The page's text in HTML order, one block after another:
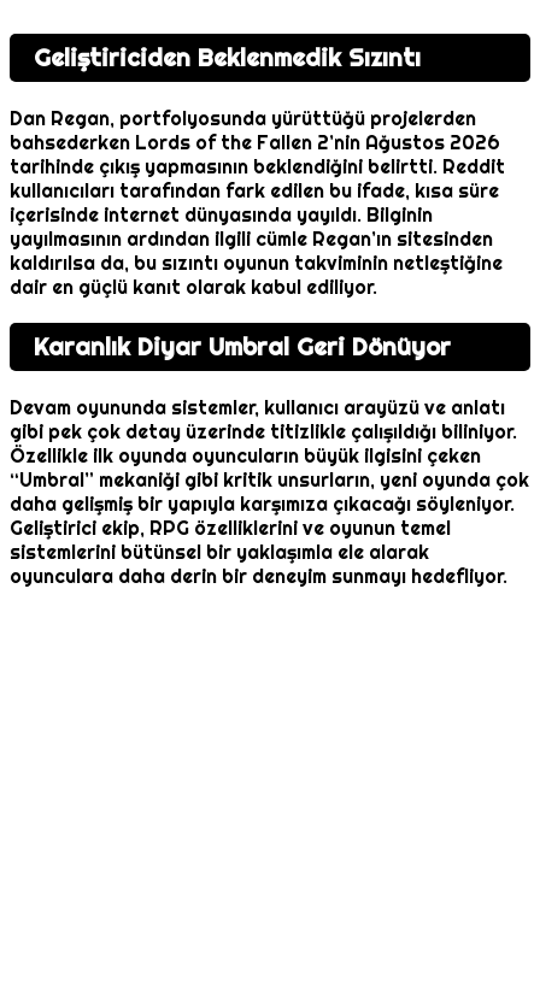
Geliştiriciden Beklenmedik Sızıntı
Dan Regan, portfolyosunda yürüttüğü projelerden
bahsederken Lords of the Fallen 2’nin Ağustos 2026
tarihinde çıkış yapmasının beklendiğini belirtti. Reddit
kullanıcıları tarafından fark edilen bu ifade, kısa süre
içerisinde internet dünyasında yayıldı. Bilginin
yayılmasının ardından ilgili cümle Regan’ın sitesinden
kaldırılsa da, bu sızıntı oyunun takviminin netleştiğine
dair en güçlü kanıt olarak kabul ediliyor.
Karanlık Diyar Umbral Geri Dönüyor
Devam oyununda sistemler, kullanıcı arayüzü ve anlatı
gibi pek çok detay üzerinde titizlikle çalışıldığı biliniyor.
Özellikle ilk oyunda oyuncuların büyük ilgisini çeken
“Umbral” mekaniği gibi kritik unsurların, yeni oyunda çok
daha gelişmiş bir yapıyla karşımıza çıkacağı söyleniyor.
Geliştirici ekip, RPG özelliklerini ve oyunun temel
sistemlerini bütünsel bir yaklaşımla ele alarak
oyunculara daha derin bir deneyim sunmayı hedefliyor.